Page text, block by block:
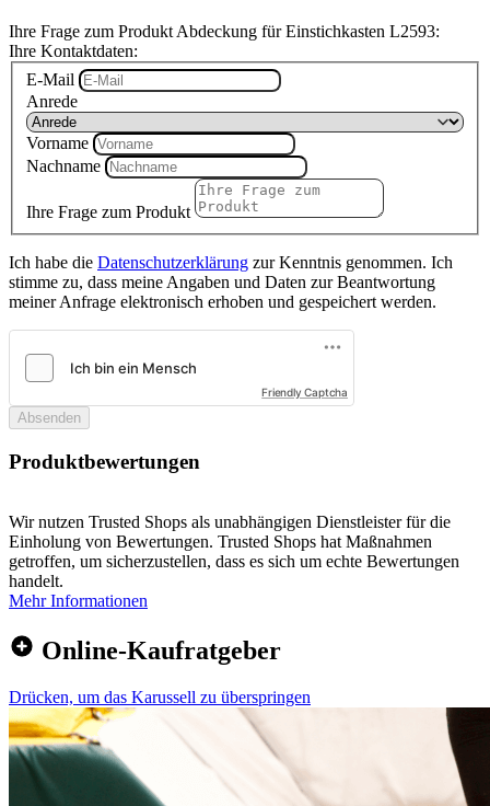
Ihre Frage zum Produkt Abdeckung für Einstichkasten L2593:
Ihre Kontaktdaten:
E-Mail
Anrede
Vorname
Nachname
Ihre Frage zum Produkt
Ich habe die Datenschutzerklärung zur Kenntnis genommen. Ich
stimme zu, dass meine Angaben und Daten zur Beantwortung
meiner Anfrage elektronisch erhoben und gespeichert werden.
Friendly Captcha
Absenden
Produktbewertungen
Wir nutzen Trusted Shops als unabhängigen Dienstleister für die
Einholung von Bewertungen. Trusted Shops hat Maßnahmen
getroffen, um sicherzustellen, dass es sich um echte Bewertungen
handelt.
Mehr Informationen
Online-Kaufratgeber
Drücken, um das Karussell zu überspringen